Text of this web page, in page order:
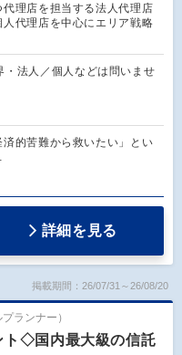
理店を担当する法人代理店
代理店を中心にエリア戦略
・法人／個人などは問いませ
的苦難から救いたい」とい
詳細を見る
掲載期間：26/07/31～26/08/20
ランナー）
ト◇国内最大級の信託